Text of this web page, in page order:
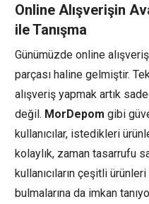
Online Alışverişin
ile Tanışma
Günümüzde online
parçası haline gelmiştir.
alışveriş yapmak artık
değil. MorDepom gibi
kullanıcılar, istedikleri
kolaylık, zaman tasarrufu
kullanıcıların çeşitli
bulmalarına da imkan